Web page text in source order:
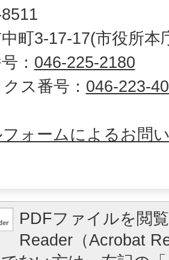
町3-17-17(市役所本
： 046-225-2180
ス番号： 046-223-
フォームによるお問
PDFファイルを閲
Reader（Acrobat